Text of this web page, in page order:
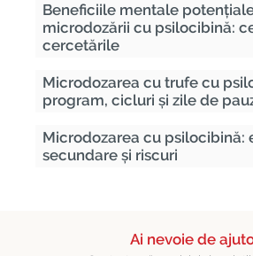
Beneficiile mentale
microdozării cu psilocibină:
cercetările
Microdozarea cu trufe cu
program, cicluri și zile de
Microdozarea cu psilocibină:
secundare și riscuri
Ai nevoie de